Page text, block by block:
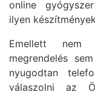
online
ilyen
Emellett nem
megrendelés
nyugodtan
válaszolni az